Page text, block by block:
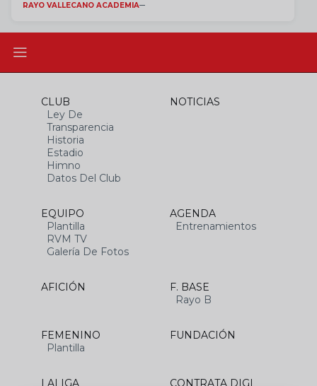
RAYO VALLECANO ACADEMIA
CLUB
Ley De
Transparencia
Historia
Estadio
Himno
Datos Del Club
NOTICIAS
EQUIPO
Plantilla
RVM TV
Galería De Fotos
AGENDA
Entrenamientos
AFICIÓN
F. BASE
Rayo B
FEMENINO
Plantilla
FUNDACIÓN
LALIGA CONTRATA DIGI